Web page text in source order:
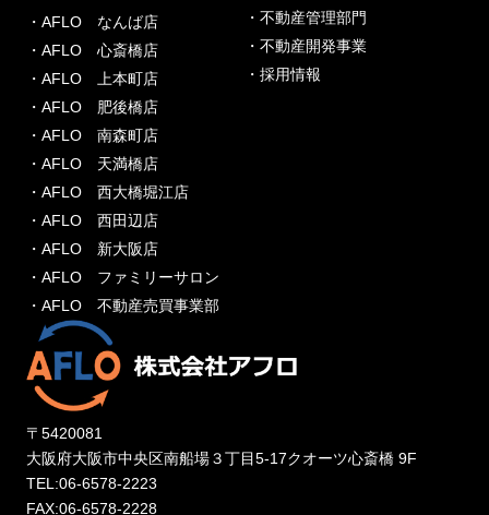
・AFLO なんば店
・AFLO 心斎橋店
・AFLO 上本町店
・AFLO 肥後橋店
・AFLO 南森町店
・AFLO 天満橋店
・AFLO 西大橋堀江店
・AFLO 西田辺店
・AFLO 新大阪店
・AFLO ファミリーサロン
・AFLO 不動産売買事業部
・不動産管理部門
・不動産開発事業
・採用情報
〒5420081
大阪府大阪市中央区南船場３丁目5-17クオーツ心斎橋 9F
TEL:06-6578-2223
FAX:06-6578-2228